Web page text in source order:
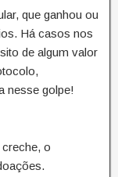
que ganhou ou
Há casos nos
de algum valor
nesse golpe!
o